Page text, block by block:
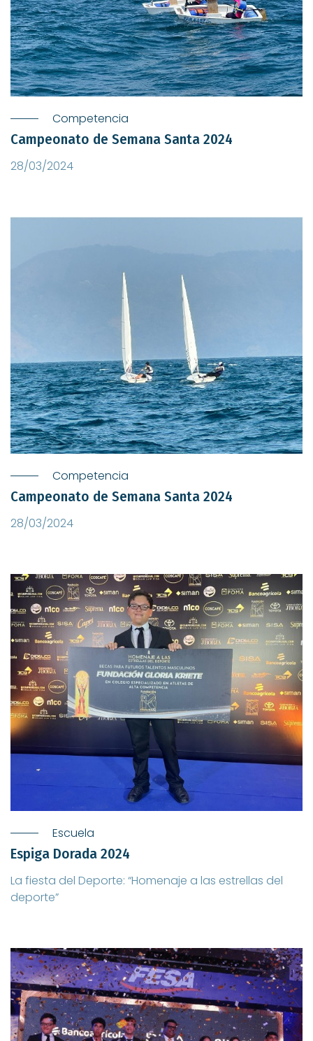
Competencia
Campeonato de Semana Santa 2024
28/03/2024
Competencia
Campeonato de Semana Santa 2024
28/03/2024
Escuela
Espiga Dorada 2024
La fiesta del Deporte: “Homenaje a las estrellas del
deporte”